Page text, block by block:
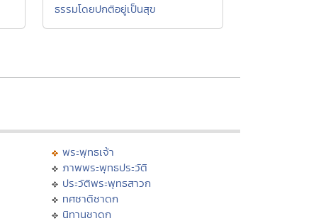
ธรรมโดยปกติอยู่เป็นสุข
พระพุทธเจ้า
ภาพพระพุทธประวัติ
ประวัติพระพุทธสาวก
ทศชาติชาดก
นิทานชาดก